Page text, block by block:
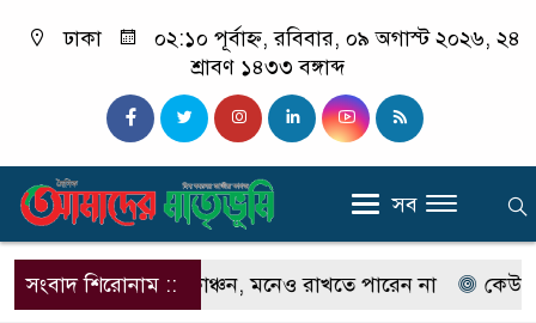
ঢাকা
০২:১০ পূর্বাহ্ন, রবিবার, ০৯ অগাস্ট ২০২৬, ২৪
শ্রাবণ ১৪৩৩ বঙ্গাব্দ
সব
সংবাদ শিরোনাম ::
না ইলিয়াস কাঞ্চন, মনেও রাখতে পারেন না কেউ যদি